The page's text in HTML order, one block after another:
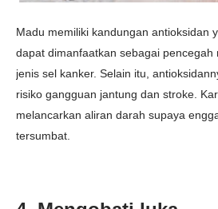
Madu memiliki kandungan antioksidan
dapat dimanfaatkan sebagai pencegah
jenis sel kanker. Selain itu,
risiko gangguan jantung dan stroke.
melancarkan aliran darah supaya
tersumbat.